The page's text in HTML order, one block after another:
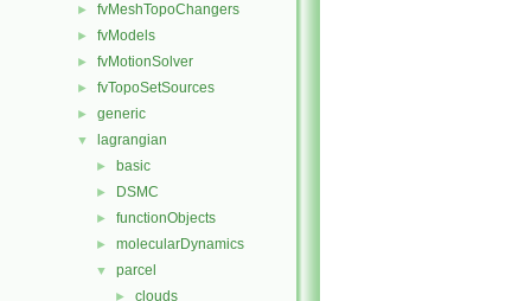
► fvMeshTopoChangers
► fvModels
► fvMotionSolver
► fvTopoSetSources
► generic
▼ lagrangian
► basic
► DSMC
► functionObjects
► molecularDynamics
▼ parcel
► clouds